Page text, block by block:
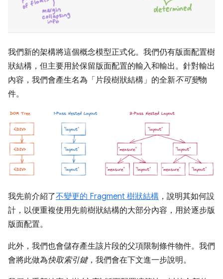
我們新的架構將這個概念模型正式化。我們仍有版面配置樹
狀結構，但主要用於保留版面配置的輸入和輸出。針對輸出
內容，我們會產生名為「片段樹狀結構」的全新不可變物
件。
我先前介紹了不變更的 Fragment 樹狀結構 ，說明其如何設
計，以便重複使用先前樹狀結構的大部分內容，用於逐步版
版面配置。
此外，我們也會儲存產生該片段的父項限制條件物件。我們
會將此做為快取索引鍵，我們會在下文進一步說明。